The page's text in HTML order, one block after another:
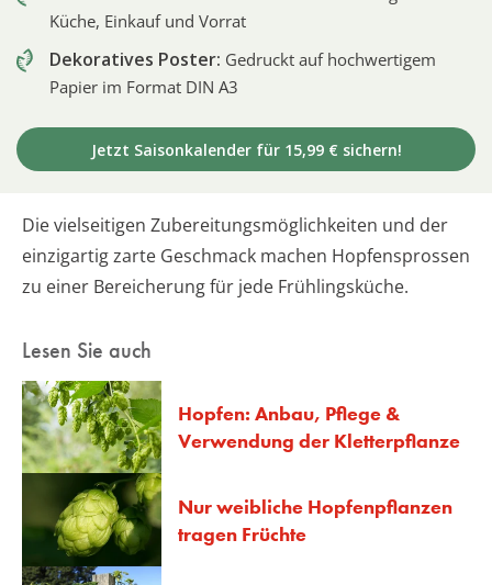
Küche, Einkauf und Vorrat
Dekoratives Poster: Gedruckt auf hochwertigem
Papier im Format DIN A3
Jetzt Saisonkalender für 15,99 € sichern!
Die vielseitigen Zubereitungsmöglichkeiten und der
einzigartig zarte Geschmack machen Hopfensprossen
zu einer Bereicherung für jede Frühlingsküche.
Lesen Sie auch
Hopfen: Anbau, Pflege &
Verwendung der Kletterpflanze
Nur weibliche Hopfenpflanzen
tragen Früchte